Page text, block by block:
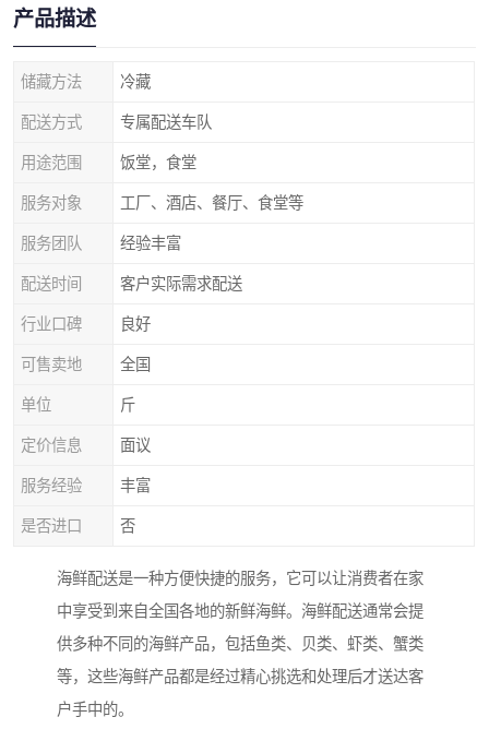
产品描述
储藏方法 冷藏
配送方式 专属配送车队
用途范围 饭堂，食堂
服务对象 工厂、酒店、餐厅、食堂等
服务团队 经验丰富
配送时间 客户实际需求配送
行业口碑 良好
可售卖地 全国
单位 斤
定价信息 面议
服务经验 丰富
是否进口 否
海鲜配送是一种方便快捷的服务，它可以让消费者在家
中享受到来自全国各地的新鲜海鲜。海鲜配送通常会提
供多种不同的海鲜产品，包括鱼类、贝类、虾类、蟹类
等，这些海鲜产品都是经过精心挑选和处理后才送达客
户手中的。